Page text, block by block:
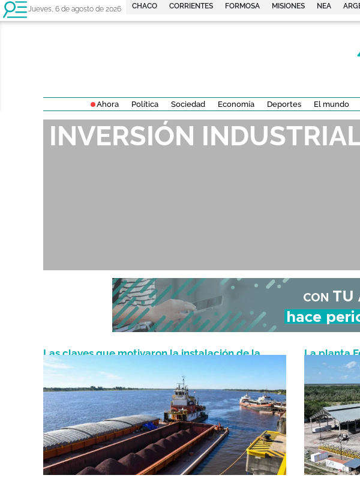
Jueves, 6 de agosto de 2026 CHACO CORRIENTES FORMOSA MISIONES NEA
Ahora Política Sociedad Economía Deportes El mundo
INVERSIÓN
Las claves que motivaron la instalación de la
planta biosiderúrgica en Formosa
Junio 20, 2026
La planta
pruebas